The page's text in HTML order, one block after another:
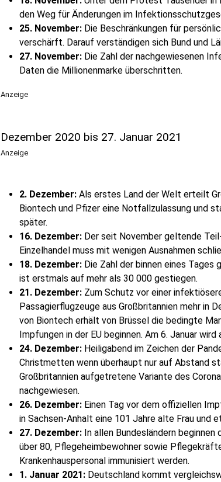
den Weg für Änderungen im
25. November: Die Beschränkungen für
verschärft. Darauf verständigen sich Bund und
27. November: Die Zahl der nachgewiesenen
Daten die Millionenmarke überschritten.
Anzeige
Dezember 2020 bis 27. Januar 2021
Anzeige
2. Dezember: Als erstes Land der Welt erteilt
Biontech und Pfizer eine Notfallzulassung und
später.
16. Dezember: Der seit November geltende
Einzelhandel muss mit wenigen Ausnahmen
18. Dezember: Die Zahl der binnen eines
ist erstmals auf mehr als 30 000 gestiegen.
21. Dezember: Zum Schutz vor einer
Passagierflugzeuge aus Großbritannien mehr in
von Biontech erhält von Brüssel die bedingte
Impfungen in der EU beginnen. Am 6. Januar
24. Dezember: Heiligabend im Zeichen der
Christmetten wenn überhaupt nur auf Abstand
Großbritannien aufgetretene Variante des
nachgewiesen.
26. Dezember: Einen Tag vor dem offiziellen
in Sachsen-Anhalt eine 101 Jahre alte Frau und
27. Dezember: In allen Bundesländern
über 80, Pflegeheimbewohner sowie
Krankenhauspersonal immunisiert werden.
1. Januar 2021: Deutschland kommt